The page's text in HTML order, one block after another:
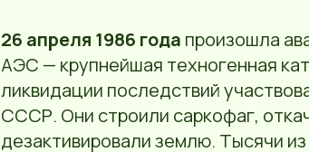
26 апреля 1986 года произошла
АЭС — крупнейшая техногенная
ликвидации последствий
СССР. Они строили саркофаг,
дезактивировали землю. Тысячи